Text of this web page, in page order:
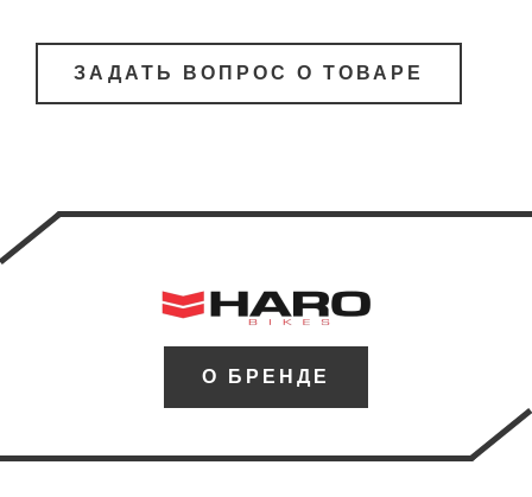
ЗАДАТЬ ВОПРОС О ТОВАРЕ
О БРЕНДЕ